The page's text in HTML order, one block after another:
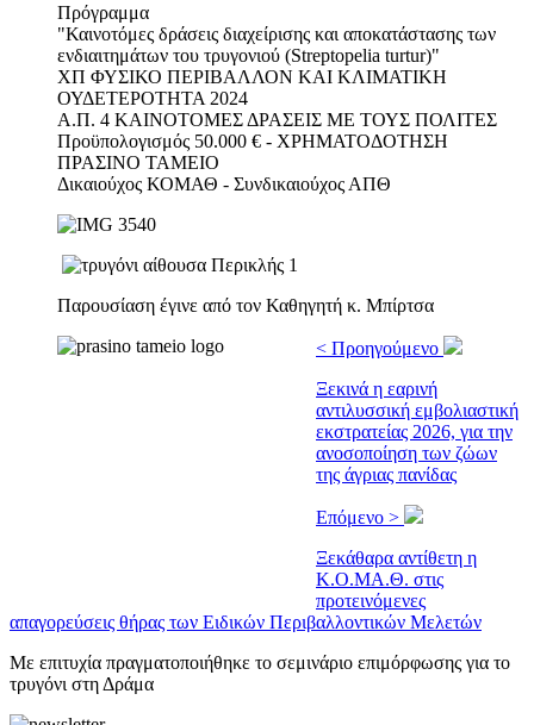
Πρόγραμμα
"Καινοτόμες δράσεις διαχείρισης και αποκατάστασης των
ενδιαιτημάτων του τρυγονιού (Streptopelia turtur)"
ΧΠ ΦΥΣΙΚΟ ΠΕΡΙΒΑΛΛΟΝ ΚΑΙ ΚΛΙΜΑΤΙΚΗ
ΟΥΔΕΤΕΡΟΤΗΤΑ 2024
Α.Π. 4 ΚΑΙΝΟΤΟΜΕΣ ΔΡΑΣΕΙΣ ΜΕ ΤΟΥΣ ΠΟΛΙΤΕΣ
Προϋπολογισμός 50.000 € - ΧΡΗΜΑΤΟΔΟΤΗΣΗ
ΠΡΑΣΙΝΟ ΤΑΜΕΙΟ
Δικαιούχος ΚΟΜΑΘ - Συνδικαιούχος ΑΠΘ
Παρουσίαση έγινε από τον Καθηγητή κ. Μπίρτσα
< Προηγούμενο
Ξεκινά η εαρινή
αντιλυσσική εμβολιαστική
εκστρατείας 2026, για την
ανοσοποίηση των ζώων
της άγριας πανίδας
Επόμενο >
Ξεκάθαρα αντίθετη η
Κ.Ο.ΜΑ.Θ. στις
προτεινόμενες
απαγορεύσεις θήρας των Ειδικών Περιβαλλοντικών Μελετών
Με επιτυχία πραγματοποιήθηκε το σεμινάριο επιμόρφωσης για το
τρυγόνι στη Δράμα